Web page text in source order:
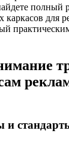
полный
каркасов для
и